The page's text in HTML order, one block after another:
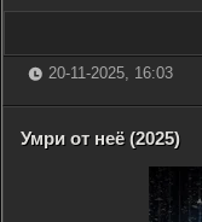
20-11-2025, 16:03
Умри от неё (2025)